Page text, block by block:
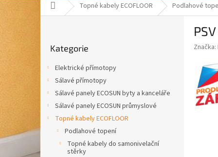
Domů Topné kabely ECOFLOOR Podlahové
a
e
kategorie
Kategorie
Elektrické přímotopy
Sálavé přímotopy
Sálavé panely ECOSUN byty a kanceláře
Sálavé panely ECOSUN průmyslové
Topné kabely ECOFLOOR
Podlahové topení
Topné kabely do samonivelační
stěrky
Značka: